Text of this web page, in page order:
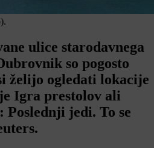
ulice starodavnega
so pogosto
želijo ogledati lokacije
Igra prestolov ali
Poslednji jedi. To se